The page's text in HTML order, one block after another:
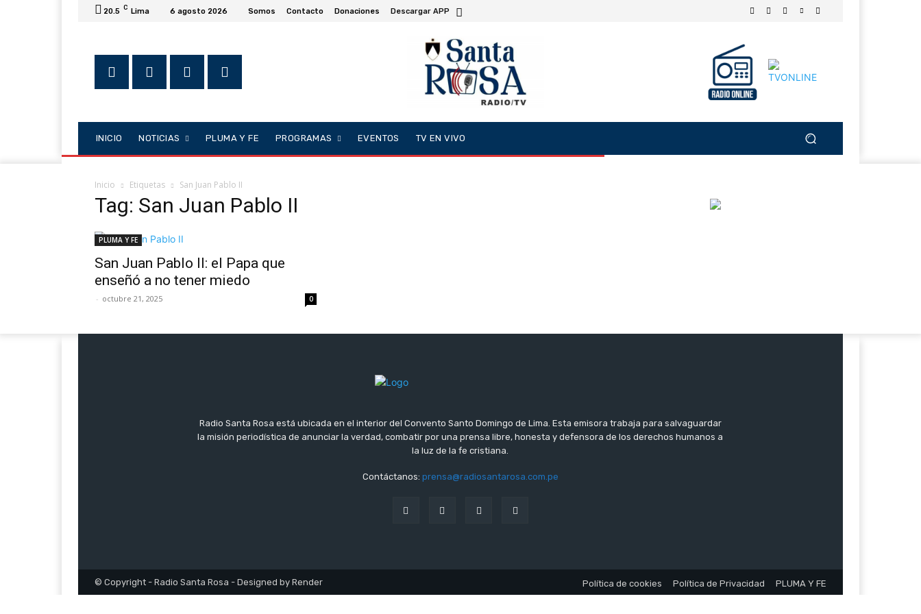
20.5 C Lima 6 agosto 2026 Somos Contacto Donaciones Descargar APP
INICIO NOTICIAS PLUMA Y FE PROGRAMAS EVENTOS TV EN VIVO
Inicio Etiquetas San Juan Pablo II
Tag: San Juan Pablo II
PLUMA Y FE
San Juan Pablo II: el Papa que
enseñó a no tener miedo
- octubre 21, 2025 0
Radio Santa Rosa está ubicada en el interior del Convento Santo Domingo de Lima. Esta emisora trabaja para salvaguardar
la misión periodística de anunciar la verdad, combatir por una prensa libre, honesta y defensora de los derechos humanos a
la luz de la fe cristiana.
Contáctanos: prensa@radiosantarosa.com.pe
© Copyright - Radio Santa Rosa - Designed by Render Política de cookies Política de Privacidad PLUMA Y FE